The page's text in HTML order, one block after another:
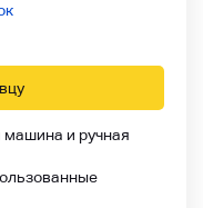
машина и ручная